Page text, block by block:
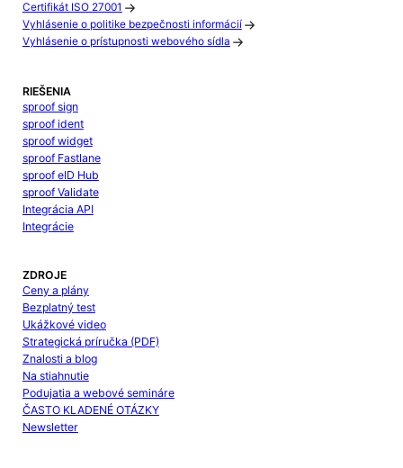
Certifikát ISO 27001
Vyhlásenie o politike bezpečnosti informácií
Vyhlásenie o prístupnosti webového sídla
RIEŠENIA
sproof sign
sproof ident
sproof widget
sproof Fastlane
sproof eID Hub
sproof Validate
Integrácia API
Integrácie
ZDROJE
Ceny a plány
Bezplatný test
Ukážkové video
Strategická príručka (PDF)
Znalosti a blog
Na stiahnutie
Podujatia a webové semináre
ČASTO KLADENÉ OTÁZKY
Newsletter